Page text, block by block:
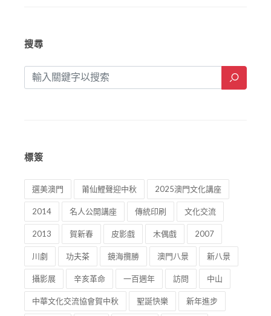
搜尋
標簽
選美澳門 莆仙鯉聲迎中秋 2025澳門文化講座
2014 名人公開講座 傳統印刷 文化交流
2013 賀新春 皮影戲 木偶戲 2007
川劇 功夫茶 鏡海攬勝 澳門八景 新八景
攝影展 辛亥革命 一百週年 訪問 中山
中華文化交流協會賀中秋 聖誕快樂 新年進步